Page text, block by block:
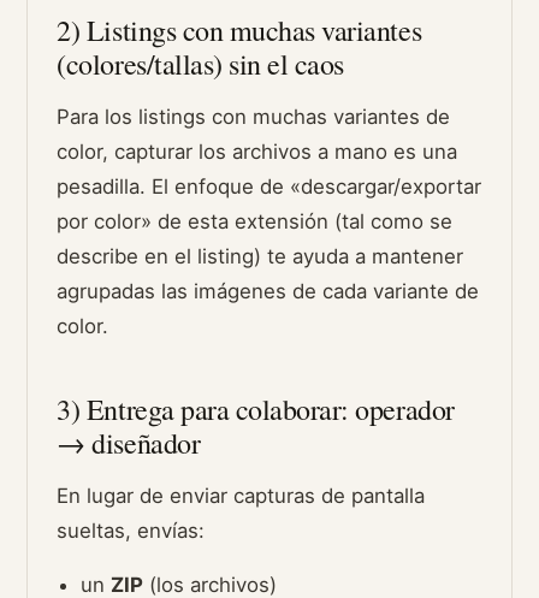
2) Listings con muchas variantes
(colores/tallas) sin el caos
Para los listings con muchas variantes de
color, capturar los archivos a mano es una
pesadilla. El enfoque de «descargar/exportar
por color» de esta extensión (tal como se
describe en el listing) te ayuda a mantener
agrupadas las imágenes de cada variante de
color.
3) Entrega para colaborar: operador
→ diseñador
En lugar de enviar capturas de pantalla
sueltas, envías:
un ZIP (los archivos)